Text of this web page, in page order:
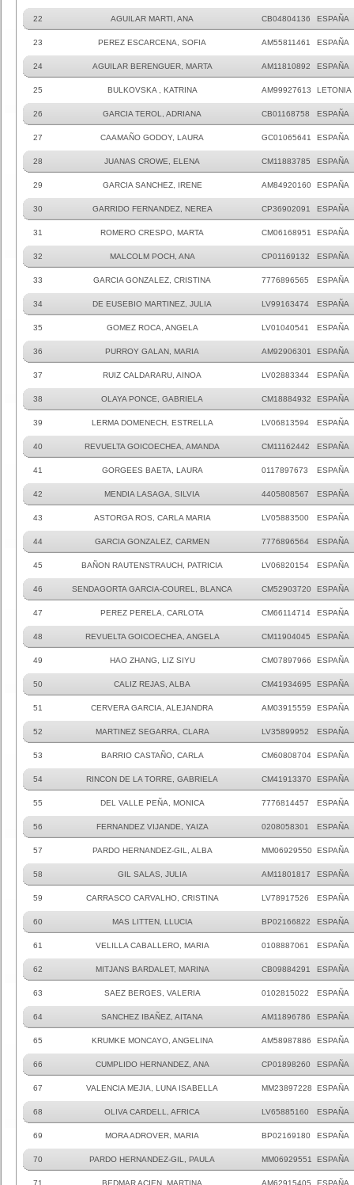
22 AGUILAR MARTI, ANA CB04804136 ESPAÑA
23 PEREZ ESCARCENA, SOFIA AM55811461 ESPAÑA
24 AGUILAR BERENGUER, MARTA AM11810892 ESPAÑA
25 BULKOVSKA , KATRINA AM99927613 LETONIA
26 GARCIA TEROL, ADRIANA CB01168758 ESPAÑA
27 CAAMAÑO GODOY, LAURA GC01065641 ESPAÑA
28 JUANAS CROWE, ELENA CM11883785 ESPAÑA
29 GARCIA SANCHEZ, IRENE AM84920160 ESPAÑA
30 GARRIDO FERNANDEZ, NEREA CP36902091 ESPAÑA
31 ROMERO CRESPO, MARTA CM06168951 ESPAÑA
32 MALCOLM POCH, ANA CP01169132 ESPAÑA
33 GARCIA GONZALEZ, CRISTINA 7776896565 ESPAÑA
34 DE EUSEBIO MARTINEZ, JULIA LV99163474 ESPAÑA
35 GOMEZ ROCA, ANGELA LV01040541 ESPAÑA
36 PURROY GALAN, MARIA AM92906301 ESPAÑA
37 RUIZ CALDARARU, AINOA LV02883344 ESPAÑA
38 OLAYA PONCE, GABRIELA CM18884932 ESPAÑA
39 LERMA DOMENECH, ESTRELLA LV06813594 ESPAÑA
40 REVUELTA GOICOECHEA, AMANDA CM11162442 ESPAÑA
41 GORGEES BAETA, LAURA 0117897673 ESPAÑA
42 MENDIA LASAGA, SILVIA 4405808567 ESPAÑA
43 ASTORGA ROS, CARLA MARIA LV05883500 ESPAÑA
44 GARCIA GONZALEZ, CARMEN 7776896564 ESPAÑA
45 BAÑON RAUTENSTRAUCH, PATRICIA LV06820154 ESPAÑA
46 SENDAGORTA GARCIA-COUREL, BLANCA CM52903720 ESPAÑA
47 PEREZ PERELA, CARLOTA CM66114714 ESPAÑA
48 REVUELTA GOICOECHEA, ANGELA CM11904045 ESPAÑA
49 HAO ZHANG, LIZ SIYU CM07897966 ESPAÑA
50 CALIZ REJAS, ALBA CM41934695 ESPAÑA
51 CERVERA GARCIA, ALEJANDRA AM03915559 ESPAÑA
52 MARTINEZ SEGARRA, CLARA LV35899952 ESPAÑA
53 BARRIO CASTAÑO, CARLA CM60808704 ESPAÑA
54 RINCON DE LA TORRE, GABRIELA CM41913370 ESPAÑA
55 DEL VALLE PEÑA, MONICA 7776814457 ESPAÑA
56 FERNANDEZ VIJANDE, YAIZA 0208058301 ESPAÑA
57 PARDO HERNANDEZ-GIL, ALBA MM06929550 ESPAÑA
58 GIL SALAS, JULIA AM11801817 ESPAÑA
59 CARRASCO CARVALHO, CRISTINA LV78917526 ESPAÑA
60 MAS LITTEN, LLUCIA BP02166822 ESPAÑA
61 VELILLA CABALLERO, MARIA 0108887061 ESPAÑA
62 MITJANS BARDALET, MARINA CB09884291 ESPAÑA
63 SAEZ BERGES, VALERIA 0102815022 ESPAÑA
64 SANCHEZ IBAÑEZ, AITANA AM11896786 ESPAÑA
65 KRUMKE MONCAYO, ANGELINA AM58987886 ESPAÑA
66 CUMPLIDO HERNANDEZ, ANA CP01898260 ESPAÑA
67 VALENCIA MEJIA, LUNA ISABELLA MM23897228 ESPAÑA
68 OLIVA CARDELL, AFRICA LV65885160 ESPAÑA
69 MORA ADROVER, MARIA BP02169180 ESPAÑA
70 PARDO HERNANDEZ-GIL, PAULA MM06929551 ESPAÑA
71 BEDMAR ACIEN, MARTINA AM62915405 ESPAÑA